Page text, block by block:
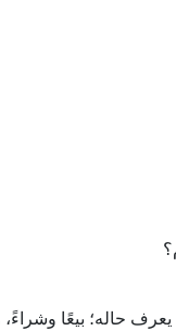
يعرف حاله؛ بيعًا